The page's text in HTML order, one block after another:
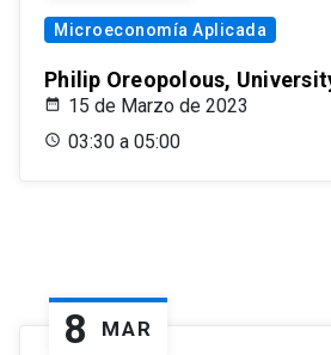
Microeconomía Aplicada
Philip Oreopolous,
15 de Marzo de 2023
03:30 a 05:00
8 MAR